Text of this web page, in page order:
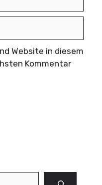
Website in diesem
Kommentar